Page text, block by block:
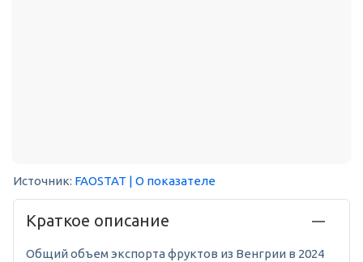
Источник: FAOSTAT | О показателе
Краткое описание
Общий объем экспорта фруктов из Венгрии в 2024